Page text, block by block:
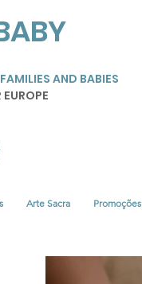
AND BABIES
Arte Sacra Promoções